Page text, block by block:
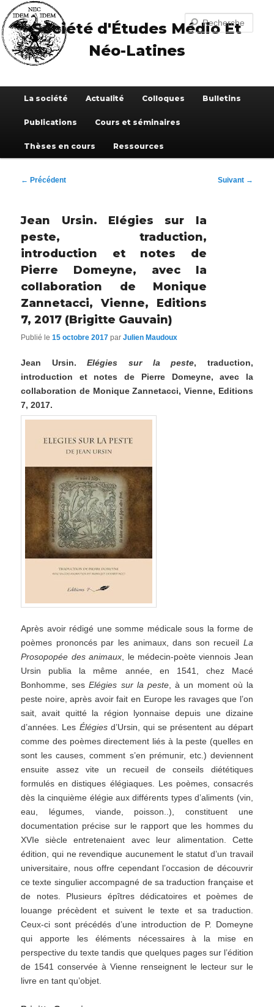
Aller
au
contenu
principal Société d'Études Médio Et
Néo-Latines
Recherche
principalLa société Actualité Colloques Bulletins
Publications Cours et séminaires
Thèses en cours Ressources
Navigation
← Précédent Suivant →
Jean Ursin. Elégies sur la
peste, traduction,
introduction et notes de
Pierre Domeyne, avec la
collaboration de Monique
Zannetacci, Vienne, Editions
7, 2017 (Brigitte Gauvain)
Publié le15 octobre 2017 parJulien Maudoux
Jean Ursin.Elégies sur la peste, traduction,
introduction et notes de Pierre Domeyne, avec la
collaboration de Monique Zannetacci, Vienne, Editions
7, 2017.
Après avoir rédigé une somme médicale sous la forme de
poèmes prononcés par les animaux, dans son recueil La
Prosopopée des animaux , le médecin-poète viennois Jean
Ursin publia la même année, en 1541, chez Macé
Bonhomme, sesElégies sur la peste , à un moment où la
peste noire, après avoir fait en Europe les ravages que l’on
sait, avait quitté la région lyonnaise depuis une dizaine
d’années. Les Élégies d’Ursin, qui se présentent au départ
comme des poèmes directement liés à la peste (quelles en
sont les causes, comment s’en prémunir, etc.) deviennent
ensuite assez vite un recueil de conseils diététiques
formulés en distiques élégiaques. Les poèmes, consacrés
dès la cinquième élégie aux différents types d’aliments (vin,
eau, légumes, viande, poisson..), constituent une
documentation précise sur le rapport que les hommes du
XVIe siècle entretenaient avec leur alimentation. Cette
édition, qui ne revendique aucunement le statut d’un travail
universitaire, nous offre cependant l’occasion de découvrir
ce texte singulier accompagné de sa traduction française et
de notes. Plusieurs épîtres dédicatoires et poèmes de
louange précèdent et suivent le texte et sa traduction.
Ceux-ci sont précédés d’une introduction de P. Domeyne
qui apporte les éléments nécessaires à la mise en
perspective du texte tandis que quelques pages sur l’édition
de 1541 conservée à Vienne renseignent le lecteur sur le
livre en tant qu’objet.